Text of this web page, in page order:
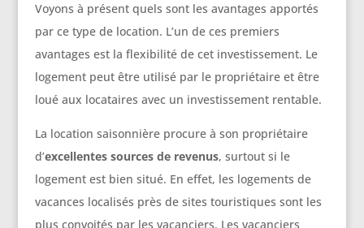
Voyons à présent quels sont les avantages apportés
par ce type de location. L’un de ces premiers
avantages est la flexibilité de cet investissement. Le
logement peut être utilisé par le propriétaire et être
loué aux locataires avec un investissement rentable.
La location saisonnière procure à son propriétaire
d’excellentes sources de revenus, surtout si le
logement est bien situé. En effet, les logements de
vacances localisés près de sites touristiques sont les
plus convoités par les vacanciers. Les vacanciers